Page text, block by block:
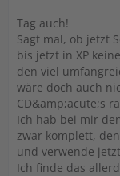
Tag auch!
Sagt mal, ob jetzt
bis jetzt in XP
den viel
wäre doch auch
CD&amp;acute;s
Ich hab bei mir
zwar komplett,
und verwende
Ich finde das